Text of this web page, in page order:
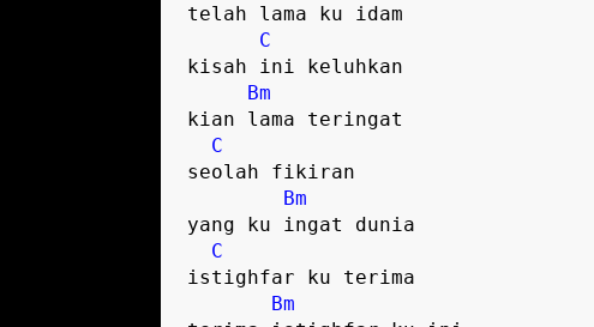
telah lama ku idam
C
kisah ini keluhkan
Bm
kian lama teringat
C
seolah fikiran
Bm
yang ku ingat dunia
C
istighfar ku terima
Bm